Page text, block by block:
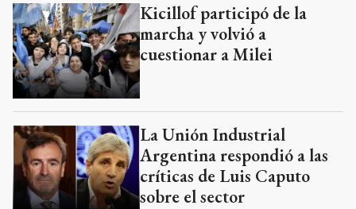
Kicillof participó de la
marcha y volvió a
cuestionar a Milei
La Unión Industrial
Argentina respondió a las
críticas de Luis Caputo
sobre el sector